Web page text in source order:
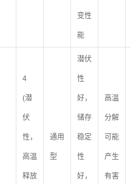
变性
能
4
(潜
伏
性，
高温
释放
通用
型
潜伏
性
好，
储存
稳定
性
好，
高温
分解
可能
产生
有害